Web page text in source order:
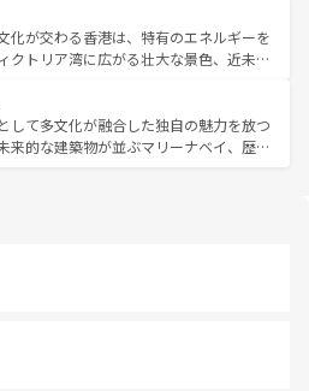
インミー、ベトナムコーヒーなどは、ぜ
い。どの地域を訪れてもあたたかい人々
くれるので、きっと忘れられない旅にな
いる。北部ではチェンマイなどの山岳地
い、南部ではプーケットやクラビの美し
ト気分を楽しむことができる。タイ料理
年中温暖で、どの季節にも異なる楽しみ
しみやすいタイの人々、仏教を中心とし
様な観光資源が、訪れる旅人を魅了し続
化が交わる香港は、特有のエネルギーを
クトリア湾に広がる壮大な景色、近未来
も感動するはず。観光スポットが密集し
見どころを回れるのも魅力。息をのむよ
的な体験まで、香港を存分に楽しみ尽く
して多文化が融合した独自の魅力を放つ
来的な建築物が並ぶマリーナベイ、歴史
地元の風情を楽しめる外せないスポット